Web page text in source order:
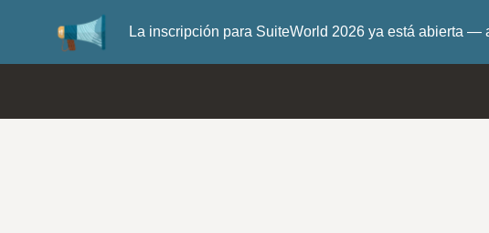
La inscripción para SuiteWorld 2026 ya está abierta —